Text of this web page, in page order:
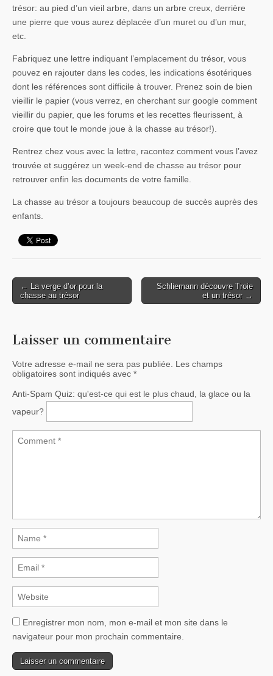
trésor: au pied d’un vieil arbre, dans un arbre creux, derrière
une pierre que vous aurez déplacée d’un muret ou d’un mur,
etc.
Fabriquez une lettre indiquant l’emplacement du trésor, vous
pouvez en rajouter dans les codes, les indications ésotériques
dont les références sont difficile à trouver. Prenez soin de bien
vieillir le papier (vous verrez, en cherchant sur google comment
vieillir du papier, que les forums et les recettes fleurissent, à
croire que tout le monde joue à la chasse au trésor!).
Rentrez chez vous avec la lettre, racontez comment vous l’avez
trouvée et suggérez un week-end de chasse au trésor pour
retrouver enfin les documents de votre famille.
La chasse au trésor a toujours beaucoup de succès auprès des
enfants.
Post navigation
← La verge d’or pour la
chasse au trésor
Schliemann découvre Troie
et un trésor →
Laisser un commentaire
Votre adresse e-mail ne sera pas publiée. Les champs
obligatoires sont indiqués avec *
Anti-Spam Quiz: qu'est-ce qui est le plus chaud, la glace ou la
vapeur?
Enregistrer mon nom, mon e-mail et mon site dans le
navigateur pour mon prochain commentaire.